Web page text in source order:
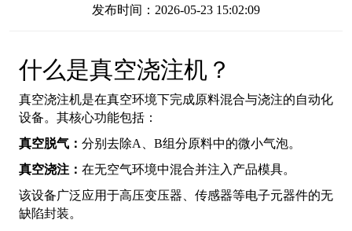
发布时间：2026-05-23 15:02:09
什么是真空浇注机？
真空浇注机是在真空环境下完成原料混合与浇注的自动化
设备。其核心功能包括：
真空脱气： 分别去除A、B组分原料中的微小气泡。
真空浇注： 在无空气环境中混合并注入产品模具。
该设备广泛应用于高压变压器、传感器等电子元器件的无
缺陷封装。